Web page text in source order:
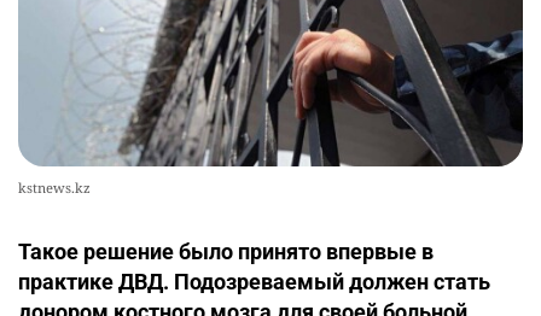
kstnews.kz
Такое решение было принято впервые в
практике ДВД. Подозреваемый должен стать